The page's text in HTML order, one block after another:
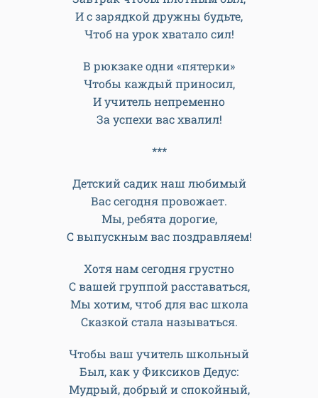
И с зарядкой дружны будьте,
Чтоб на урок хватало сил!
В рюкзаке одни «пятерки»
Чтобы каждый приносил,
И учитель непременно
За успехи вас хвалил!
***
Детский садик наш любимый
Вас сегодня провожает.
Мы, ребята дорогие,
С выпускным вас поздравляем!
Хотя нам сегодня грустно
С вашей группой расставаться,
Мы хотим, чтоб для вас школа
Сказкой стала называться.
Чтобы ваш учитель школьный
Был, как у Фиксиков Дедус:
Мудрый, добрый и спокойный,